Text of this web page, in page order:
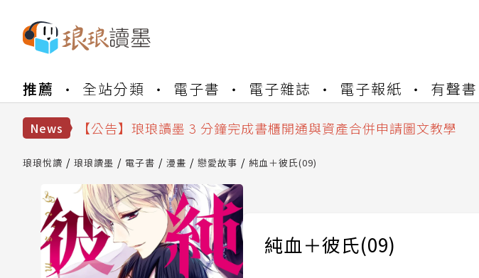
推薦 全站分類 電子書 電子雜誌 電子報紙 有聲書
News
【公告】琅琅讀墨數位閱讀資產合併與書櫃開通申請
【公告】琅琅讀墨書櫃開通常見問題
【公告】琅琅讀墨 3 分鐘完成書櫃開通與資產合併申請圖文教學
【公告】琅琅讀墨數位閱讀資產合併與書櫃開通申請
琅琅悅讀 琅琅讀墨 電子書 漫畫 戀愛故事 純血＋彼氏(09)
純血＋彼氏(09)